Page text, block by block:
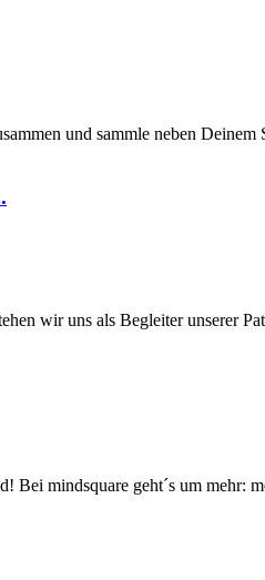
und sammle neben
wir uns als Begleiter unserer
Bei mindsquare geht´s um